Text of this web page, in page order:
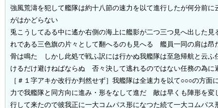
強風荒濤を犯して艦隊は約十八節の速力を以て進行したが何分前に
がはかどらない
兎こうしてゐる中に遙か右側の海上に艦影が二つ三つ見へ出した見
れである三色旗の片々として翻へるのも見へる 艦員一同の肩は昂
骨は鳴た しかし此処で戦ふ訳には行かぬ我艦隊は至急帰航と云ふ
けるだけ避けねばならぬ 否々決して逃れるのではない任務の為
［＃１字アキか改行か判然せず］我艦隊は全速力を以て○○○の方面
力で我艦隊と同方向に進み・形をなして進だ 敵は早くも陣形を変
行して来たので彼我正に一大コムパス形になつた続て一大コムパス